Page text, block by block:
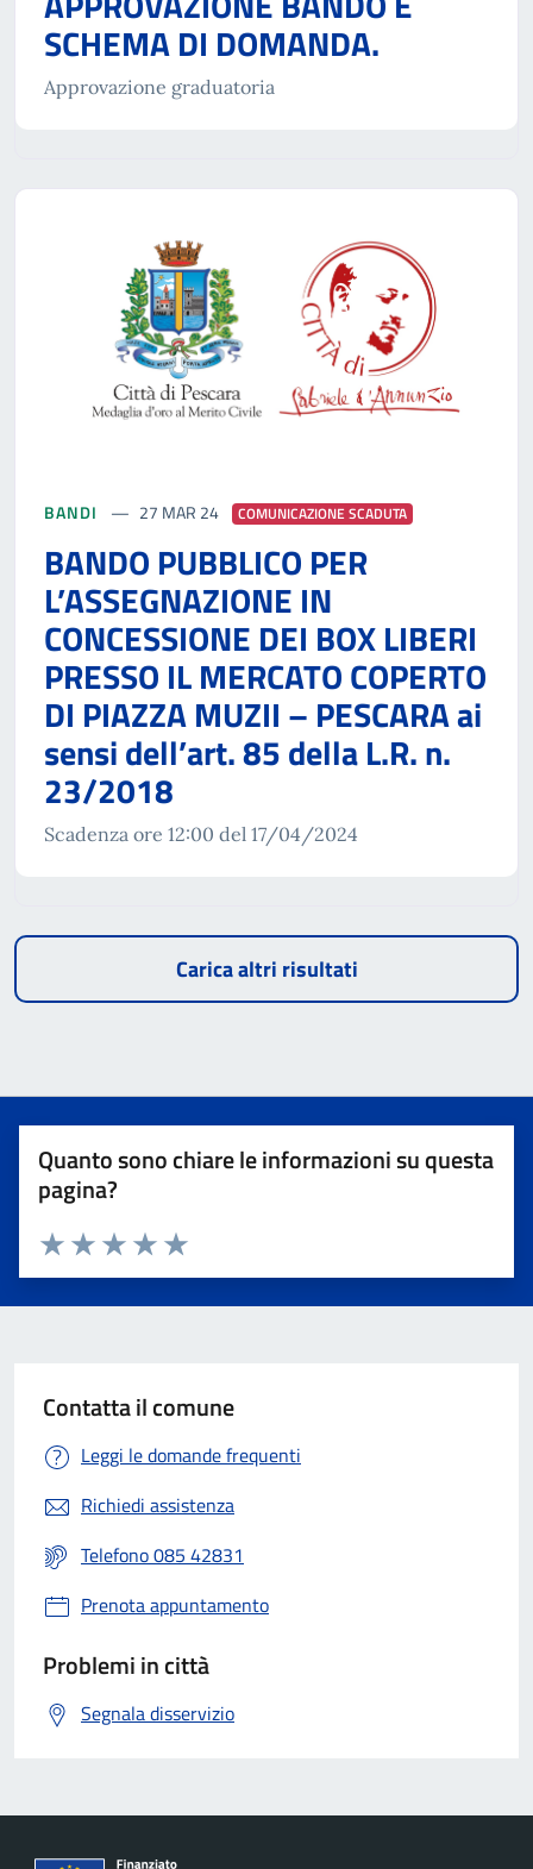
SCHEMA DI DOMANDA.
Approvazione graduatoria
BANDI 27 MAR 24 COMUNICAZIONE SCADUTA
BANDO PUBBLICO PER
L’ASSEGNAZIONE IN
CONCESSIONE DEI BOX LIBERI
PRESSO IL MERCATO COPERTO
DI PIAZZA MUZII – PESCARA ai
sensi dell’art. 85 della L.R. n.
23/2018
Scadenza ore 12:00 del 17/04/2024
Carica altri risultati
Quanto sono chiare le informazioni su questa
pagina?
Valuta 5 stelle su 5
Valuta 4 stelle su 5
Valuta 3 stelle su 5
Valuta 2 stelle su 5
Valuta 1 stelle su 5
Contatta il comune
Leggi le domande frequenti
Richiedi assistenza
Telefono 085 42831
Prenota appuntamento
Problemi in città
Segnala disservizio